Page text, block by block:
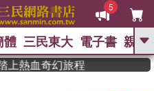
5
GO
體 三民東大 電子書 親子
熱血奇幻旅程